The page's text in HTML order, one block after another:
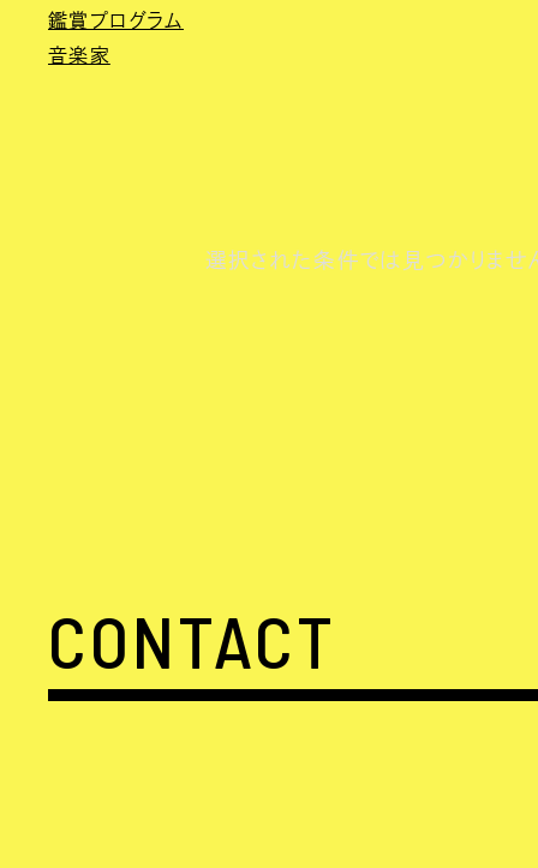
鑑賞プログラム
音楽家
選択された条件では見つかりませ
CONTACT